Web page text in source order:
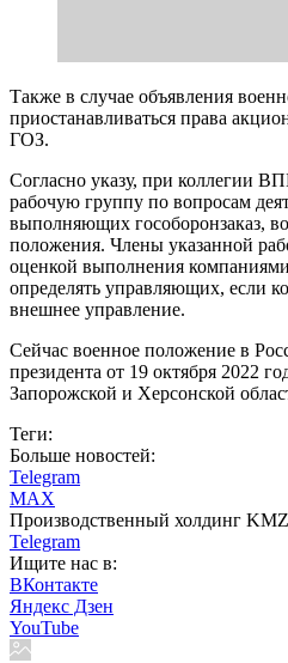
Также в случае объявления
приостанавливаться права
ГОЗ.
Согласно указу, при коллегии
рабочую группу по вопросам
выполняющих гособоронзаказ,
положения. Члены указанной
оценкой выполнения
определять управляющих, если
внешнее управление.
Сейчас военное положение в
президента от 19 октября 2022
Запорожской и Херсонской
Теги:
Больше новостей:
Telegram
MAX
Производственный холдинг
Telegram
Ищите нас в:
ВКонтакте
Яндекс Дзен
YouTube